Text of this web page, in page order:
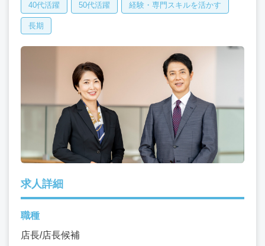
40代活躍 50代活躍 経験・専門スキルを活かす
長期
求人詳細
職種
店長/店長候補